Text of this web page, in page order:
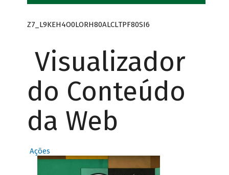
Z7_L9KEH4O0LORH80ALCLTPF80SI6
Visualizador
do Conteúdo
da Web
Ações